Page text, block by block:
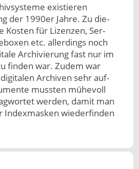
exis­tie­ren
der 1990er Jah­re. Zu die­
Kos­ten für Lizen­zen, Ser­
etc. aller­dings noch
Archi­vie­rung fast nur im
fin­den war. Zu­dem war
Archi­ven sehr auf­
mus­sten mühe­voll
wer­den, damit man
Index­masken wie­der­fin­den